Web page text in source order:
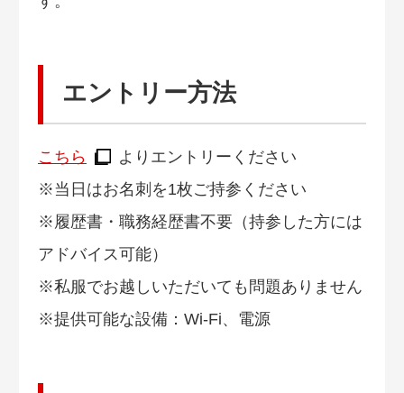
エントリー方法
こちら
よりエントリーください
※当日はお名刺を1枚ご持参ください
※履歴書・職務経歴書不要（持参した方には
アドバイス可能）
※私服でお越しいただいても問題ありません
※提供可能な設備：Wi-Fi、電源